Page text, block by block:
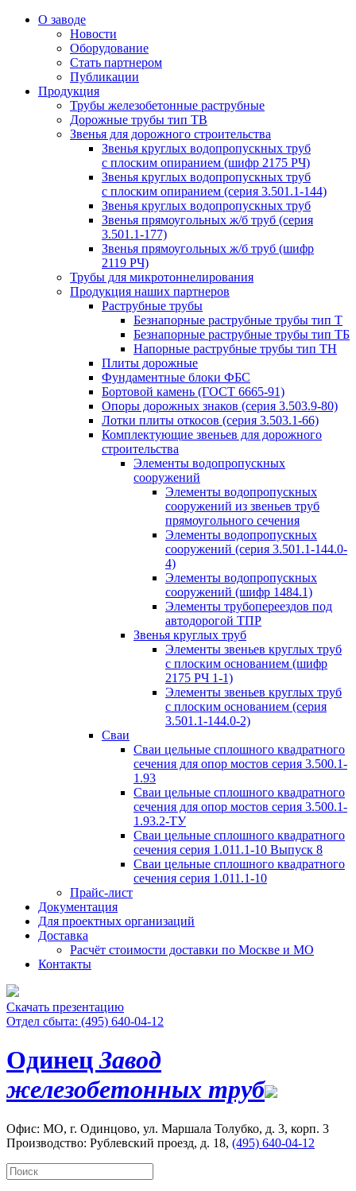
О заводе
Новости
Оборудование
Стать партнером
Публикации
Продукция
Трубы железобетонные раструбные
Дорожные трубы тип ТВ
Звенья для дорожного строительства
Звенья круглых водопропускных труб
с плоским опиранием (шифр 2175 РЧ)
Звенья круглых водопропускных труб
с плоским опиранием (серия 3.501.1-144)
Звенья круглых водопропускных труб
Звенья прямоугольных ж/б труб (cерия
3.501.1-177)
Звенья прямоугольных ж/б труб (шифр
2119 РЧ)
Трубы для микротоннелирования
Продукция наших партнеров
Раструбные трубы
Безнапорные раструбные трубы тип Т
Безнапорные раструбные трубы тип ТБ
Напорные раструбные трубы тип ТН
Плиты дорожные
Фундаментные блоки ФБС
Бортовой камень (ГОСТ 6665-91)
Опоры дорожных знаков (серия 3.503.9-80)
Лотки плиты откосов (серия 3.503.1-66)
Комплектующие звеньев для дорожного
строительства
Элементы водопропускных
сооружений
Элементы водопропускных
сооружений из звеньев труб
прямоугольного сечения
Элементы водопропускных
сооружений (серия 3.501.1-144.0-
4)
Элементы водопропускных
сооружений (шифр 1484.1)
Элементы трубопереездов под
автодорогой ТПР
Звенья круглых труб
Элементы звеньев круглых труб
с плоским основанием (шифр
2175 РЧ 1-1)
Элементы звеньев круглых труб
с плоским основанием (серия
3.501.1-144.0-2)
Сваи
Сваи цельные сплошного квадратного
сечения для опор мостов серия 3.500.1-
1.93
Сваи цельные сплошного квадратного
сечения для опор мостов серия 3.500.1-
1.93.2-ТУ
Сваи цельные сплошного квадратного
сечения серия 1.011.1-10 Выпуск 8
Сваи цельные сплошного квадратного
сечения серия 1.011.1-10
Прайс-лист
Документация
Для проектных организаций
Доставка
Расчёт стоимости доставки по Москве и МО
Контакты
Скачать презентацию
Отдел сбыта: (495) 640-04-12
ОдинецЗавод
железобетонных труб
Офис: МО, г. Одинцово, ул. Маршала Толубко, д. 3, корп. 3
Производство: Рублевский проезд, д. 18, (495) 640-04-12